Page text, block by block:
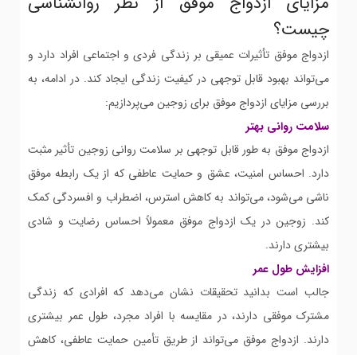
چیست؟
ازدواج موفق تأثیرات عمیقی بر زندگی فردی و اجتماعی افراد دارد و
می‌تواند بهبود قابل توجهی در کیفیت زندگی ایجاد کند. در ادامه، به
بررسی مزایای ازدواج موفق برای زوجین می‌پردازیم:
سلامت روانی بهتر
ازدواج موفق به طور قابل توجهی بر سلامت روانی زوجین تأثیر مثبت
دارد. احساس امنیت، عشق و حمایت عاطفی که از یک رابطه موفق
ناشی می‌شود، می‌تواند به کاهش استرس، اضطراب و افسردگی کمک
کند. زوجین در یک ازدواج موفق معمولاً احساس رضایت و شادی
بیشتری دارند.
افزایش طول عمر
جالب است بدانید تحقیقات نشان می‌دهد که افرادی که زندگی
مشترک موفقی دارند، در مقایسه با افراد مجرد، طول عمر بیشتری
دارند. ازدواج موفق می‌تواند از طریق تأمین حمایت عاطفی، کاهش